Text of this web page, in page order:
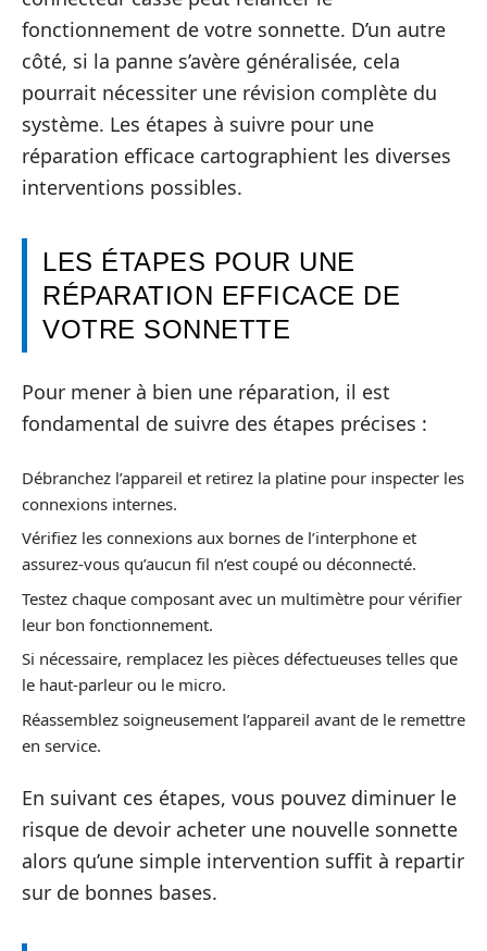
fonctionnement de votre sonnette. D’un autre
côté, si la panne s’avère généralisée, cela
pourrait nécessiter une révision complète du
système. Les étapes à suivre pour une
réparation efficace cartographient les diverses
interventions possibles.
LES ÉTAPES POUR UNE
RÉPARATION EFFICACE DE
VOTRE SONNETTE
Pour mener à bien une réparation, il est
fondamental de suivre des étapes précises :
Débranchez l’appareil et retirez la platine pour inspecter les
connexions internes.
Vérifiez les connexions aux bornes de l’interphone et
assurez-vous qu’aucun fil n’est coupé ou déconnecté.
Testez chaque composant avec un multimètre pour vérifier
leur bon fonctionnement.
Si nécessaire, remplacez les pièces défectueuses telles que
le haut-parleur ou le micro.
Réassemblez soigneusement l’appareil avant de le remettre
en service.
En suivant ces étapes, vous pouvez diminuer le
risque de devoir acheter une nouvelle sonnette
alors qu’une simple intervention suffit à repartir
sur de bonnes bases.